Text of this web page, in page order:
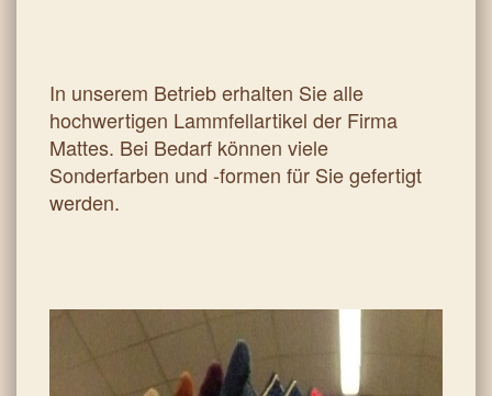
In unserem Betrieb erhalten Sie alle
hochwertigen Lammfellartikel der Firma
Mattes. Bei Bedarf können viele
Sonderfarben und -formen für Sie gefertigt
werden.